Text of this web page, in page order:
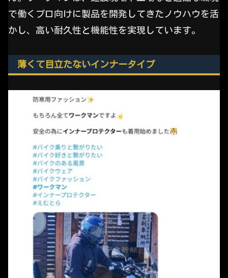
で働くプロ向けに製品を開発してきたノウハウを活
かし、高い耐久性と機能性を実現しています。
薄くて目立たないインナータイプ